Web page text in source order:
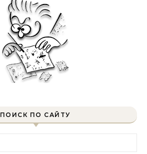
ПОИСК ПО САЙТУ